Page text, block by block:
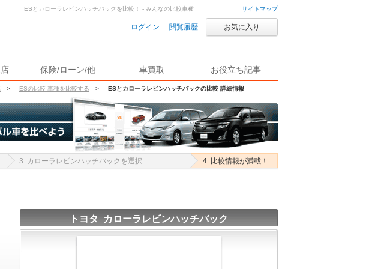
サイトマップ
ログイン 閲覧履歴 お気に入り
保険/ローン/他 車買取 お役立ち記事
> ESの比較 車種を比較する > ESとカローラレビンハッチバックの比較 詳細情報
ESとカローラレビンハッチバックを比較！ - みんなの比較車種
3. カローラレビンハッチバックを選択 4. 比較情報が満載！
トヨタ カローラレビンハッチバック